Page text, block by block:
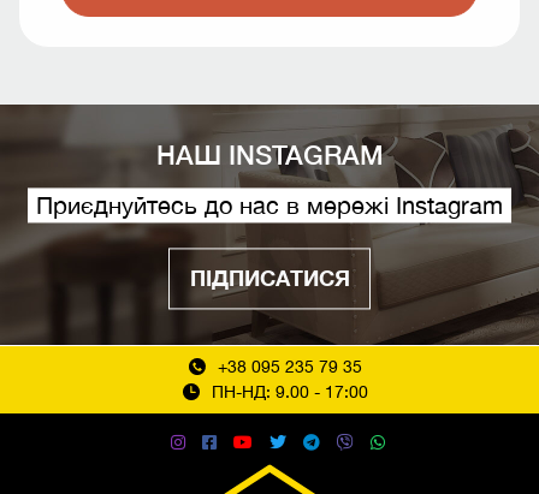
НАШ INSTAGRAM
Приєднуйтесь до нас в мережі Instagram
ПІДПИСАТИСЯ
+38 095 235 79 35
ПН-НД: 9.00 - 17:00